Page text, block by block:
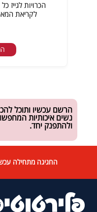
הכרויות
לקריאת
הרשם עכשיו ותוכל
נשים איכותיות
ולהתפנק יחד.
החגיגה מתחילה